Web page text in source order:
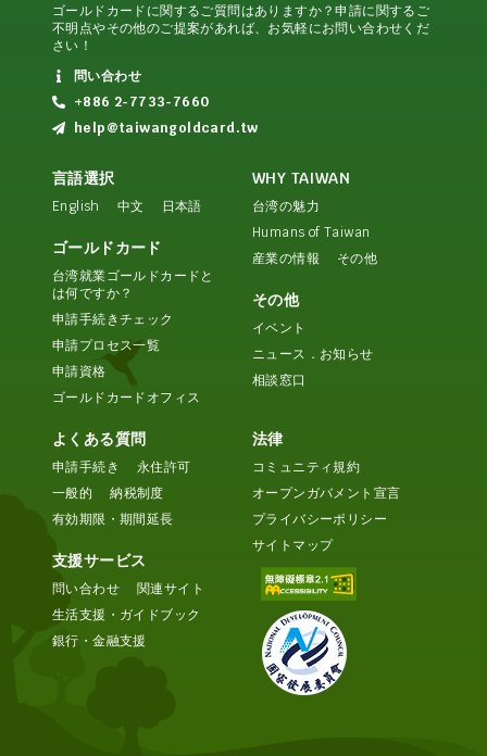
ゴールドカードに関するご質問はありますか？申請に関するご
不明点やその他のご提案があれば、お気軽にお問い合わせくだ
さい！
問い合わせ
+886 2-7733-7660
help@taiwangoldcard.tw
言語選択
English 中文 日本語
ゴールドカード
台湾就業ゴールドカードと
は何ですか？
申請手続きチェック
申請プロセス一覧
申請資格
ゴールドカードオフィス
WHY TAIWAN
台湾の魅力
Humans of Taiwan
産業の情報
その他
その他
イベント
ニュース．お知らせ
相談窓口
よくある質問
申請手続き
永住許可
一般的
納税制度
有効期限・期間延長
支援サービス
問い合わせ
関連サイト
生活支援・ガイドブック
銀行・金融支援
法律
コミュニティ規約
オープンガバメント宣言
プライバシーポリシー
サイトマップ